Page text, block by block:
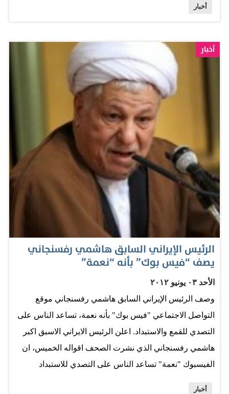
لكل من طرازي الكوبيه والمكشوف كلّ التحسينات التي
أدخلت على طراز العام ،2012 بالإضافة الى عناصر تصميم
فريدة في الداخل والخارج. وحرصت شيفروليه عبر طراز
الذكرى الـ45 على تقديم تصميم محسن يجمع بين الحداثة
والإرث التاريخي العريق لأسطورة سيارة العضلات الأميركية
التي أسهمت في تكريس شعبية وشهرة كامارو، ومنها كاميرا
جديدة للرؤية الخلفية، وجهاز مساعدة على ركن السيارة الى
الخلف، وإمكانية تعتيم المرآة الداخلية مع عرض عمل كاميرا
الرؤية الخلفية، فضلاً عن ترقية حزمة نظام التعليق لكامارو
«إس إس» كوبيه بهدف تحسين التماسك. وتتضمن ترقيات
طراز 2012 كلاً من لوحة عدادات معدلة تحتوي على رسوم
غرافيكية للعدادات، وتصميم جديد للمقود، ومقاعد أمامية مع
إمكانية تعديلها كهربائياً بستة اتجاهات مختلفة، وأصبح المقود
يتمتع بتصميم جديد وتحسينات مريحة تهدف الى دعم القيادة
أخبار
أخبار
الرئيس الإيراني السابق هاشمي رفسنجاني
يصف “فيس بوك” بأنه “نعمة”
الأحد ٠٣ يونيو ٢٠١٢
وصف الرئيس الإيراني السابق هاشمي رفسنجاني موقع
التواصل الاجتماعي "فيس بوك" بأنه نعمة، تساعد الناس على
التصدي للقمع والاستبداد. اعلن الرئيس الايراني الاسبق اكبر
هاشمي رفسنجاني الذي نشرت الصحف اقواله الخميس، ان
الفيسبوك "نعمة" تساعد الناس على التصدي للاستبداد
أخبار